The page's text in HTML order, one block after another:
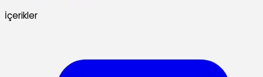
İçerikler